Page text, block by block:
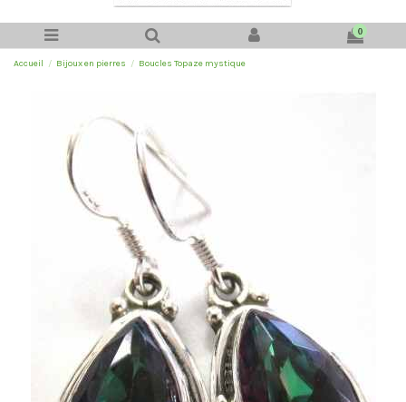
0
Accueil Bijoux en pierres Boucles Topaze mystique